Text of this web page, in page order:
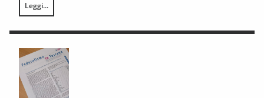
Leggi...
Federalismo in Toscana n. 1/2026